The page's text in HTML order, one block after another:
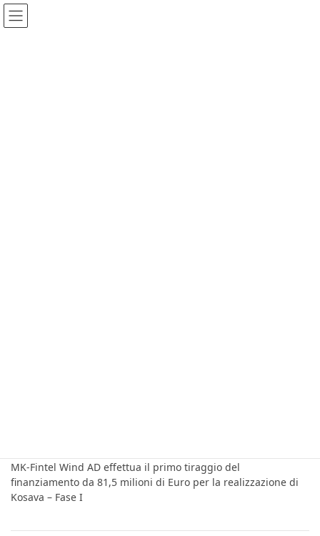
MK-Fintel Wind AD effettua il primo tiraggio del
finanziamento da 81,5 milioni di Euro per la realizzazione di
Kosava – Fase I